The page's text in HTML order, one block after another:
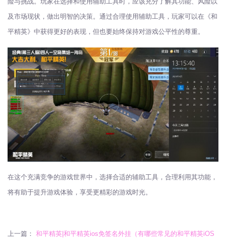
及市场现状，做出明智的决策。通过合理使用辅助工具，玩家可以在《和
平精英》中获得更好的表现，但也要始终保持对游戏公平性的尊重。
在这个充满竞争的游戏世界中，选择合适的辅助工具，合理利用其功能，
将有助于提升游戏体验，享受更精彩的游戏时光。
上一篇： 和平精英|和平精英ios免签名外挂（有哪些常见的和平精英iOS